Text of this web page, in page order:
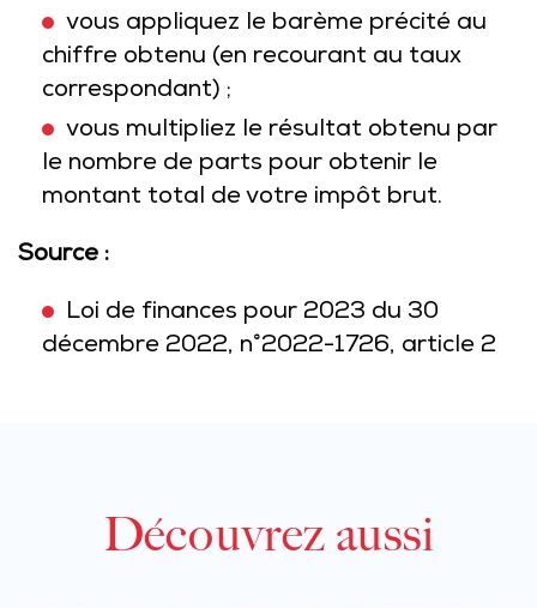
vous appliquez le barème précité au
chiffre obtenu (en recourant au taux
correspondant) ;
vous multipliez le résultat obtenu par
le nombre de parts pour obtenir le
montant total de votre impôt brut.
Source :
Loi de finances pour 2023 du 30
décembre 2022, n°2022-1726, article 2
Découvrez aussi